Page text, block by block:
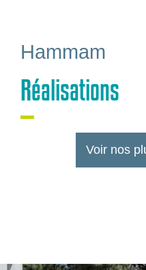
Hammam
Réalisations
Voir nos